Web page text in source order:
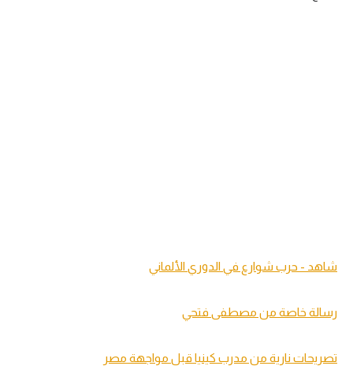
شاهد - حرب شوارع في الدوري الألماني
رسالة خاصة من مصطفى فتحي
تصريحات نارية من مدرب كينيا قبل مواجهة مصر